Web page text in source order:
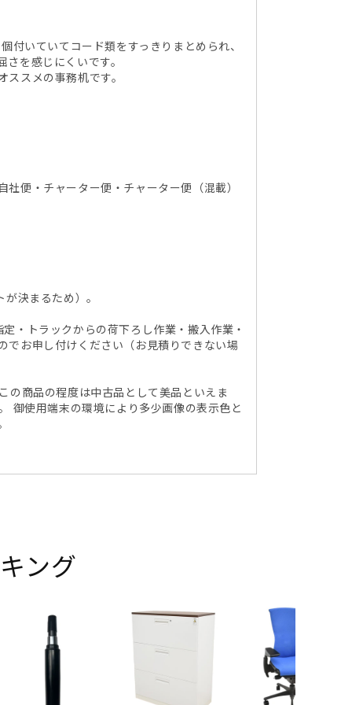
いていてコード類をすっきりまとめられ、
を感じにくいです。
スメの事務机です。
便・チャーター便・チャーター便（混載）
決まるため）。
・トラックからの荷下ろし作業・搬入作業・
でお申し付けください（お見積りできない場
の商品の程度は中古品として美品といえま
御使用端末の環境により多少画像の表示色と
ング